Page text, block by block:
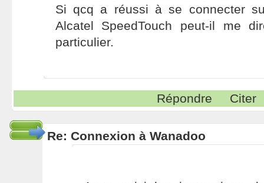
Si qcq a réussi à se connecter
Alcatel SpeedTouch peut-il me
particulier.
Répondre Citer
Re: Connexion à Wanadoo